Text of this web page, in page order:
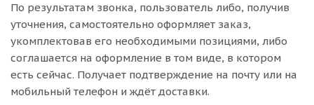
По результатам звонка, пользователь либо, получив
уточнения, самостоятельно оформляет заказ,
укомплектовав его необходимыми позициями, либо
соглашается на оформление в том виде, в котором
есть сейчас. Получает подтверждение на почту или на
мобильный телефон и ждёт доставки.